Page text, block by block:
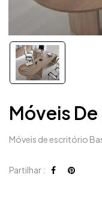
Móveis
Móveis de escritório
Partilhar :